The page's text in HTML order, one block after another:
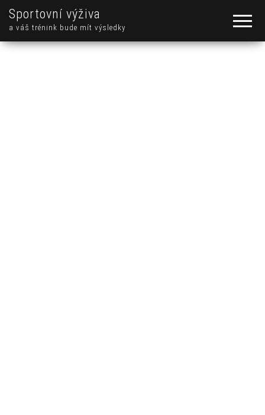
Sportovní výživa
a váš trénink bude mít výsledky